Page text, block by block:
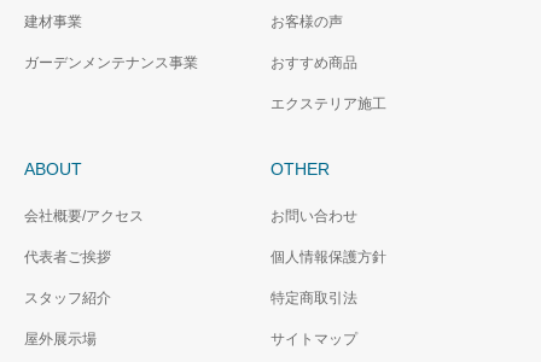
建材事業
ガーデンメンテナンス事業
お客様の声
おすすめ商品
エクステリア施工
ABOUT
会社概要/アクセス
代表者ご挨拶
スタッフ紹介
屋外展示場
OTHER
お問い合わせ
個人情報保護方針
特定商取引法
サイトマップ